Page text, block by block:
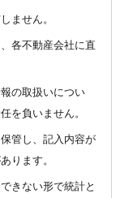
ません。
各不動産会社に直
の取扱いについ
を負いません。
管し、記入内容が
ります。
きない形で統計と